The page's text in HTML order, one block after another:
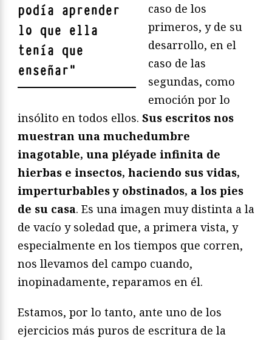
podía aprender
lo que ella
tenía que
enseñar"
caso de los
primeros, y de su
desarrollo, en el
caso de las
segundas, como
emoción por lo
insólito en todos ellos. Sus escritos nos
muestran una muchedumbre
inagotable, una pléyade infinita de
hierbas e insectos, haciendo sus vidas,
imperturbables y obstinados, a los pies
de su casa. Es una imagen muy distinta a la
de vacío y soledad que, a primera vista, y
especialmente en los tiempos que corren,
nos llevamos del campo cuando,
inopinadamente, reparamos en él.
Estamos, por lo tanto, ante uno de los
ejercicios más puros de escritura de la